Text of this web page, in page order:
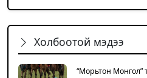
Холбоотой мэдээ
“Морьтон Монгол”